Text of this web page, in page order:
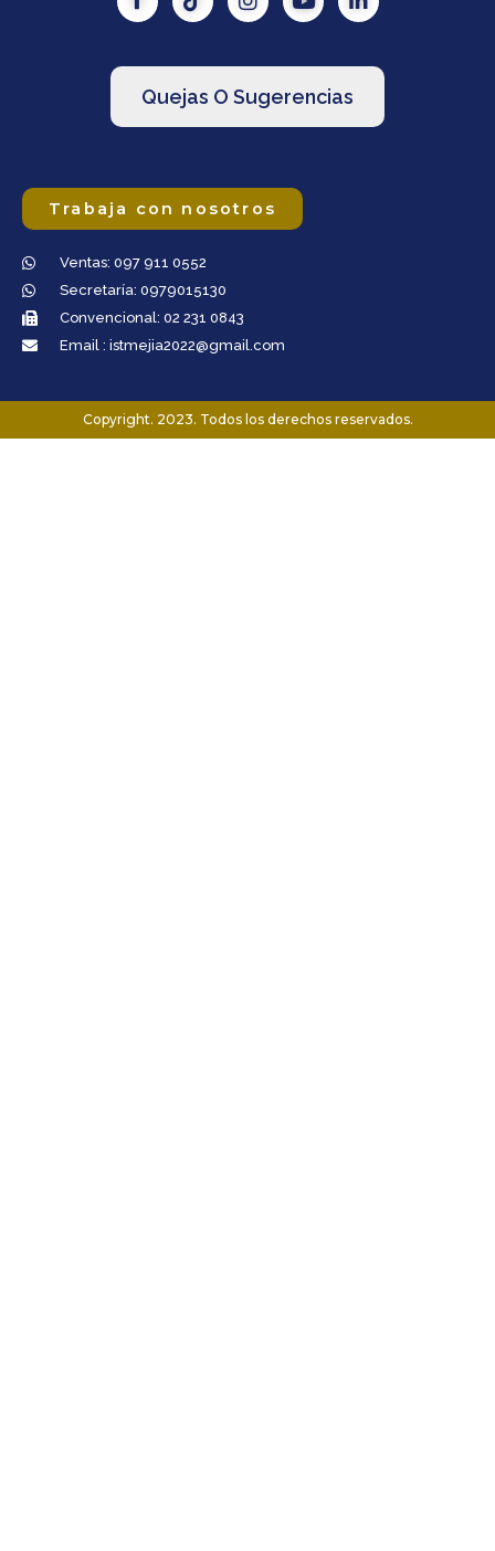
Quejas O Sugerencias
Trabaja con nosotros
Ventas: 097 911 0552
Secretaría: 0979015130
Convencional: 02 231 0843
Email : istmejia2022@gmail.com
Copyright. 2023. Todos los derechos reservados.